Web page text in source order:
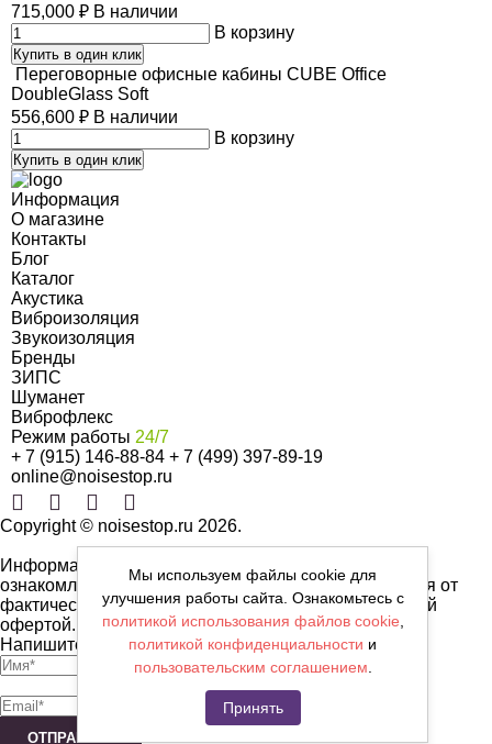
715,000 ₽ В наличии
В корзину
Купить в один клик
Переговорные офисные кабины CUBE Office
DoubleGlass Soft
556,600 ₽ В наличии
В корзину
Купить в один клик
Информация
О магазине
Контакты
Блог
Каталог
Акустика
Виброизоляция
Звукоизоляция
Бренды
ЗИПС
Шуманет
Виброфлекс
Режим работы 24/7
+ 7 (915) 146-88-84 + 7 (499) 397-89-19
online@noisestop.ru
Copyright © noisestop.ru 2026.
Информация о товарах на сайте приведена в целях
ознакомленияя. Фотографии, цвета могут отличаться от
фактических характеристик и не являются публичной
офертой.
Напишите нам сообщение
ОТПРАВИТЬ
Мы используем файлы cookie для
улучшения работы сайта. Ознакомьтесь с
политикой использования файлов cookie
политикой конфиденциальности и
пользовательским соглашением
Принять